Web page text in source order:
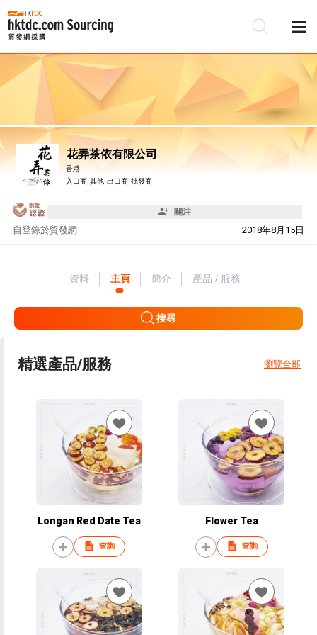
花弄茶依有限公司
香港
入口商, 其他, 出口商, 批發商
關注
自 2018年8月15日
登錄於貿發網
資料 主頁 簡介 產品 / 服務
搜尋
精選產品/服務 瀏覽全部
Longan Red Date Tea
查詢
Flower Tea
查詢